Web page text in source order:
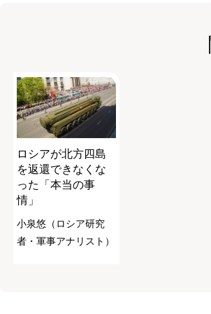
ロシアが北方四島
を返還できなくな
った「本当の事
情」
小泉悠（ロシア研究
者・軍事アナリスト）